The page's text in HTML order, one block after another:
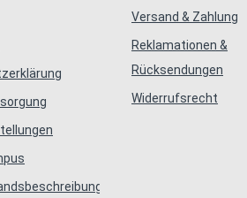
Versand & Zahlung
Reklamationen &
Rücksendungen
Widerrufsrecht